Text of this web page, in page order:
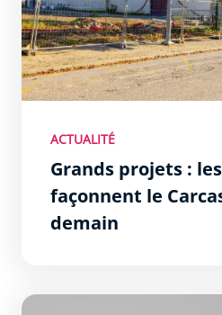
ACTUALITÉ
Grands projets :
façonnent le
demain
Entretien avec Christophe